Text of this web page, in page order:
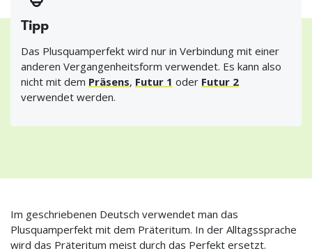
Tipp
Das Plusquamperfekt wird nur in Verbindung mit einer
anderen Vergangenheitsform verwendet. Es kann also
nicht mit dem Präsens, Futur 1 oder Futur 2
verwendet werden.
Im geschriebenen Deutsch verwendet man das
Plusquamperfekt mit dem Präteritum. In der Alltagssprache
wird das Präteritum meist durch das Perfekt ersetzt.